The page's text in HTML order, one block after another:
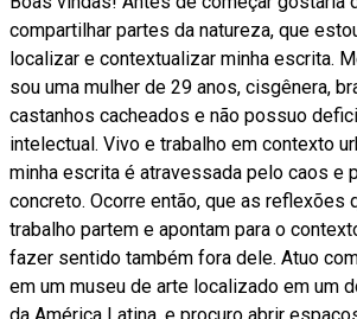
compartilhar partes da natureza, que
localizar e contextualizar minha escrita.
sou uma mulher de 29 anos, cisgênera,
castanhos cacheados e não possuo
intelectual. Vivo e trabalho em contexto
minha escrita é atravessada pelo caos e
concreto. Ocorre então, que as reflexões
trabalho partem e apontam para o
fazer sentido também fora dele. Atuo
em um museu de arte localizado em um